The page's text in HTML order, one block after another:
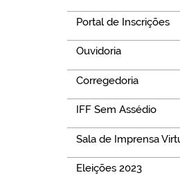
Portal de Inscrições
Ouvidoria
Corregedoria
IFF Sem Assédio
Sala de Imprensa
Eleições 2023